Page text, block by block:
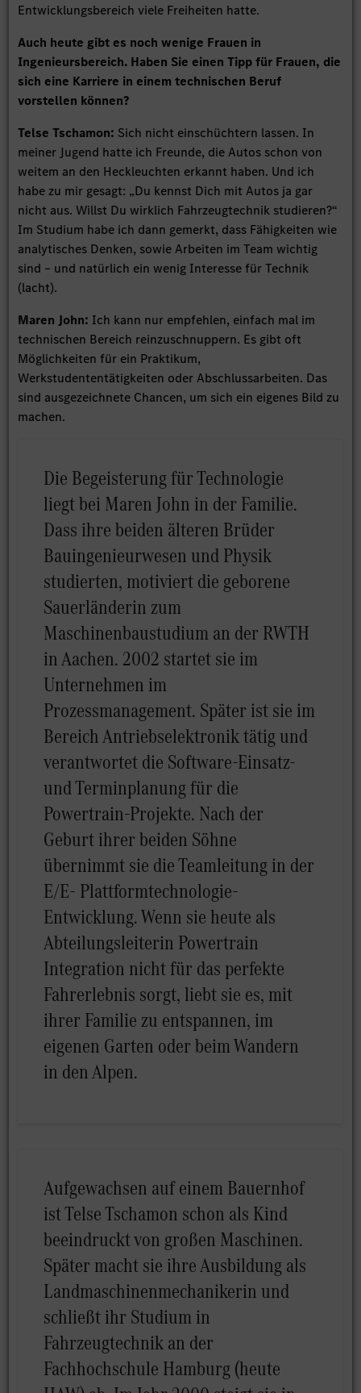
Entwicklungsbereich viele Freiheiten hatte.
Auch heute gibt es noch wenige Frauen in
Ingenieursbereich. Haben Sie einen Tipp für Frauen, die
sich eine Karriere in einem technischen Beruf
vorstellen können?
Telse Tschamon: Sich nicht einschüchtern lassen. In
meiner Jugend hatte ich Freunde, die Autos schon von
weitem an den Heckleuchten erkannt haben. Und ich
habe zu mir gesagt: „Du kennst Dich mit Autos ja gar
nicht aus. Willst Du wirklich Fahrzeugtechnik studieren?“
Im Studium habe ich dann gemerkt, dass Fähigkeiten wie
analytisches Denken, sowie Arbeiten im Team wichtig
sind – und natürlich ein wenig Interesse für Technik
(lacht).
Maren John: Ich kann nur empfehlen, einfach mal im
technischen Bereich reinzuschnuppern. Es gibt oft
Möglichkeiten für ein Praktikum,
Werkstudententätigkeiten oder Abschlussarbeiten. Das
sind ausgezeichnete Chancen, um sich ein eigenes Bild zu
machen.
Die Begeisterung für Technologie
liegt bei Maren John in der Familie.
Dass ihre beiden älteren Brüder
Bauingenieurwesen und Physik
studierten, motiviert die geborene
Sauerländerin zum
Maschinenbaustudium an der RWTH
in Aachen. 2002 startet sie im
Unternehmen im
Prozessmanagement. Später ist sie im
Bereich Antriebselektronik tätig und
verantwortet die Software-Einsatz-
und Terminplanung für die
Powertrain-Projekte. Nach der
Geburt ihrer beiden Söhne
übernimmt sie die Teamleitung in der
E/E- Plattformtechnologie-
Entwicklung. Wenn sie heute als
Abteilungsleiterin Powertrain
Integration nicht für das perfekte
Fahrerlebnis sorgt, liebt sie es, mit
ihrer Familie zu entspannen, im
eigenen Garten oder beim Wandern
in den Alpen.
Aufgewachsen auf einem Bauernhof
ist Telse Tschamon schon als Kind
beeindruckt von großen Maschinen.
Später macht sie ihre Ausbildung als
Landmaschinenmechanikerin und
schließt ihr Studium in
Fahrzeugtechnik an der
Fachhochschule Hamburg (heute